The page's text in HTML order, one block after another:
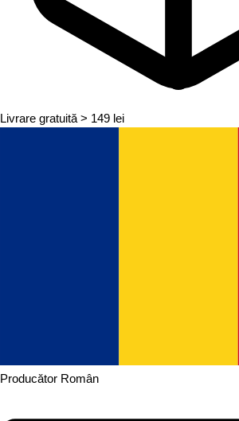
Livrare gratuită > 149 lei
Producător Român